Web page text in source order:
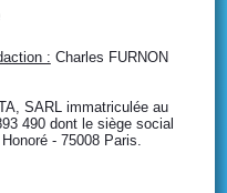
: Charles FURNON
SARL immatriculée au
490 dont le siège social
- 75008 Paris.